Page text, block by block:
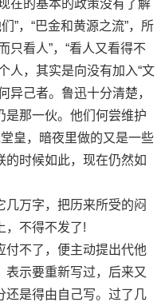
在的基本的政策没有了解
”，“巴金和黄源之流”，所
只看人”，“看人又看得不
人，其实是向没有加入“文
异己者。鲁迅十分清楚，
是那一伙。他们何尝维护
皇，暗夜里做的又是一些
的时候如此，现在仍然如
万字，把历来所受的闷
，不得不发了!
不了，便主动提出代他
表示要重新写过，后来又
还是得由自己写。过了几